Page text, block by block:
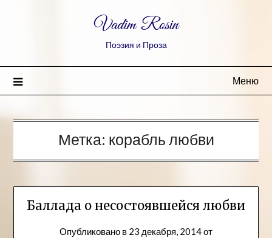
Vadim Rosin
Поэзия и Проза
Меню
Метка: корабль любви
Баллада о несостоявшейся любви
Опубликовано в 23 декабря, 2014от